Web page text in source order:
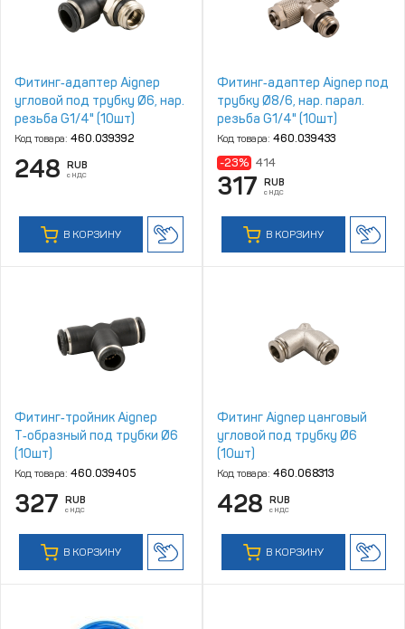
Фитинг‑адаптер Aignep
угловой под трубку Ø6, нар.
резьба G1/4" (10шт)
Код товара: 460.039392
248 RUB
с НДС
В КОРЗИНУ
Фитинг‑адаптер Aignep под
трубку Ø8/6, нар. парал.
резьба G1/4" (10шт)
Код товара: 460.039433
-23% 414
317 RUB
с НДС
В КОРЗИНУ
Фитинг‑тройник Aignep
Т‑образный под трубки Ø6
(10шт)
Код товара: 460.039405
327 RUB
с НДС
В КОРЗИНУ
Фитинг Aignep цанговый
угловой под трубку Ø6
(10шт)
Код товара: 460.068313
428 RUB
с НДС
В КОРЗИНУ